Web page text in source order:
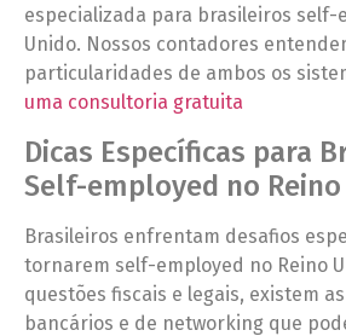
especializada para brasileiros self-
Unido. Nossos contadores
particularidades de ambos os
uma consultoria gratuita
Dicas Específicas para
Self-employed no
Brasileiros enfrentam desafios
tornarem self-employed no Reino
questões fiscais e legais, existem
bancários e de networking que